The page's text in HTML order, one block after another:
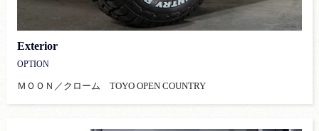
Exterior
OPTION
ＭＯＯＮ／クローム TOYO OPEN COUNTRY